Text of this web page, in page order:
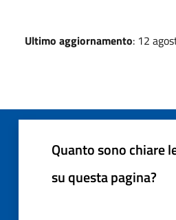
Ultimo aggiornamento: 12
Quanto sono chiare
su questa pagina?